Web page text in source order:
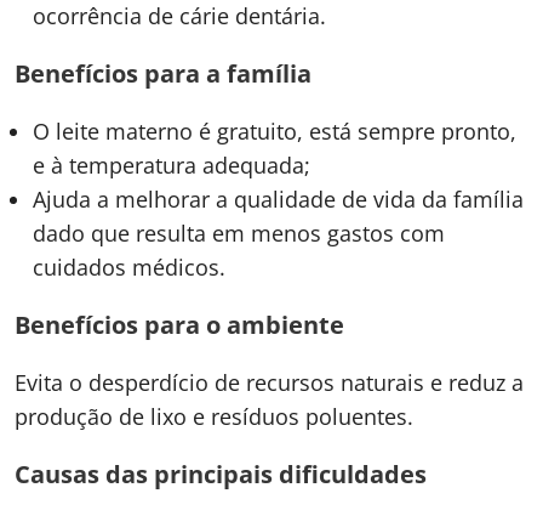
ocorrência de cárie dentária.
Benefícios para a família
O leite materno é gratuito, está sempre pronto,
e à temperatura adequada;
Ajuda a melhorar a qualidade de vida da família
dado que resulta em menos gastos com
cuidados médicos.
Benefícios para o ambiente
Evita o desperdício de recursos naturais e reduz a
produção de lixo e resíduos poluentes.
Causas das principais dificuldades